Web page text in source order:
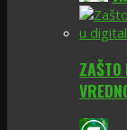
ZAŠTO